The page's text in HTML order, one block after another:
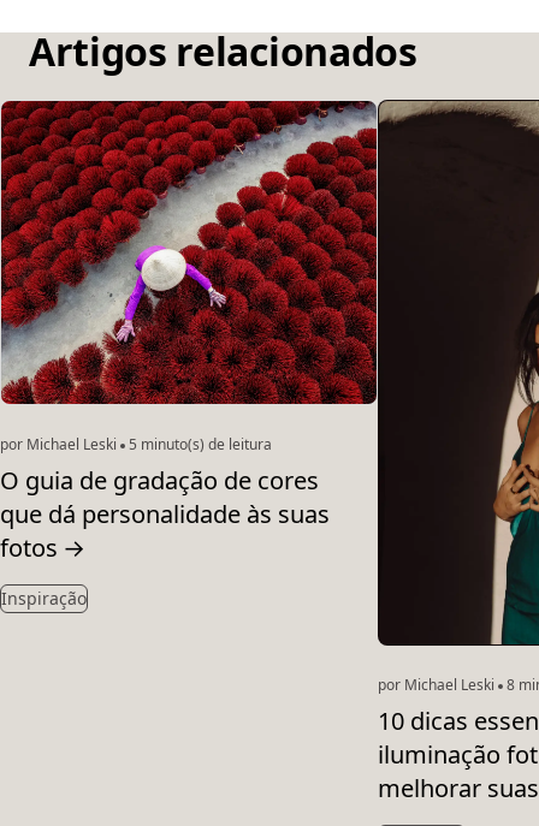
Artigos relacionados
por Michael Leski 5 minuto(s) de leitura
O guia de gradação de cores
que dá personalidade às suas
fotos →
Inspiração
por Michael Leski 8
10 dicas
iluminação
melhorar